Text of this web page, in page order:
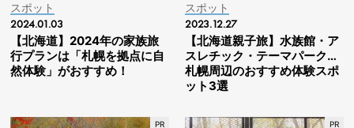
スポット
2024.01.03
【北海道】2024年の家族旅
行プランは「札幌を拠点に自
然体験」がおすすめ！
スポット
2023.12.27
【北海道親子旅】水族館・ア
スレチック・テーマパーク…
札幌周辺のおすすめ体験スポ
ット3選